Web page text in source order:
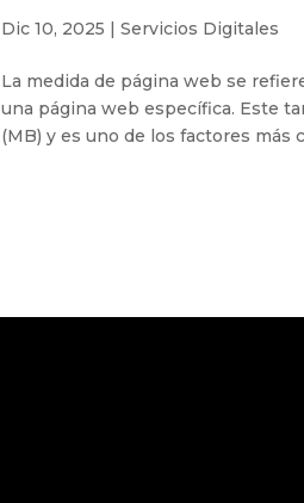
Dic 10, 2025 | Servicios Digitales
La medida de página web se
una página web específica. Este
(MB) y es uno de los factores más